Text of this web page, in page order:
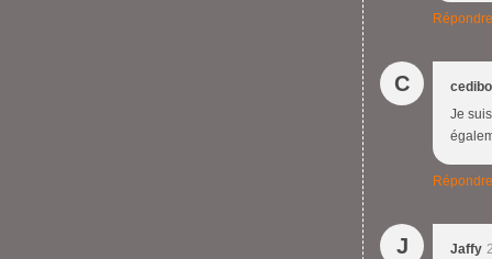
Répondre
C
cedibo
Je
Répondre
J Jaffy